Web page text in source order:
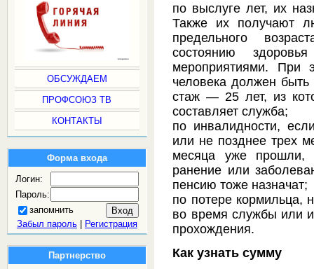
ОБСУЖДАЕМ
ПРОФСОЮЗ ТВ
КОНТАКТЫ
Форма входа
Логин:
Пароль:
запомнить
Забыл пароль| Регистрация
Партнерство
по выслуге лет, их
Также их получают
предельного
состоянию
мероприятиями. При
человека должен
стаж — 25 лет, из
составляет служба;
по инвалидности,
или не позднее трех
месяца уже прошли,
ранение или
пенсию тоже назначат;
по потере кормильца,
во время службы или
прохождения.
Как узнать сумму